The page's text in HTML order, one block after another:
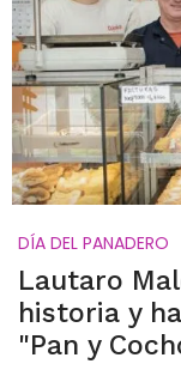
DÍA DEL PANADERO
Lautaro
historia y
"Pan y